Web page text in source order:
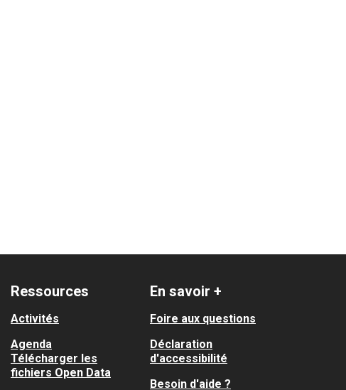
Ressources
Activités
Agenda
Télécharger les
fichiers Open Data
En savoir +
Foire aux questions
Déclaration
d'accessibilité
Besoin d'aide ?